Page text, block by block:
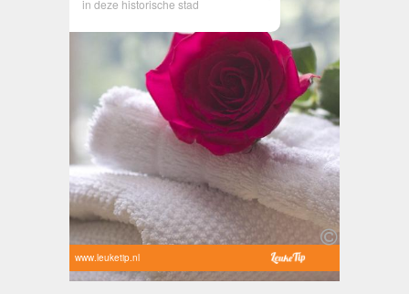
in deze historische stad
www.leuketip.nl